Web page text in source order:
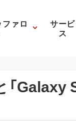
ァロ サービ
ス
「